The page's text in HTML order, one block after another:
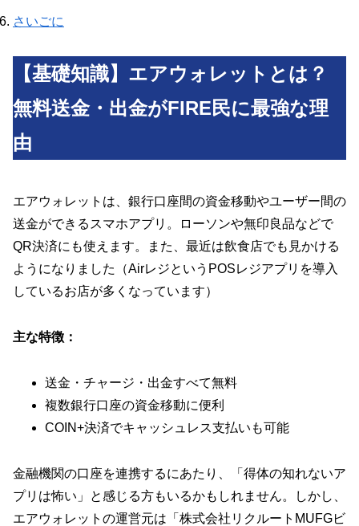
さいごに
【基礎知識】エアウォレットとは？
無料送金・出金がFIRE民に最強な理
由
エアウォレットは、銀行口座間の資金移動やユーザー間の
送金ができるスマホアプリ。ローソンや無印良品などで
QR決済にも使えます。また、最近は飲食店でも見かける
ようになりました（AirレジというPOSレジアプリを導入
しているお店が多くなっています）
主な特徴：
送金・チャージ・出金すべて無料
複数銀行口座の資金移動に便利
COIN+決済でキャッシュレス支払いも可能
金融機関の口座を連携するにあたり、「得体の知れないア
プリは怖い」と感じる方もいるかもしれません。しかし、
エアウォレットの運営元は「株式会社リクルートMUFGビ